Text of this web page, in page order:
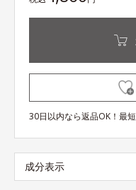
30日以内なら返品OK！最
成分表示